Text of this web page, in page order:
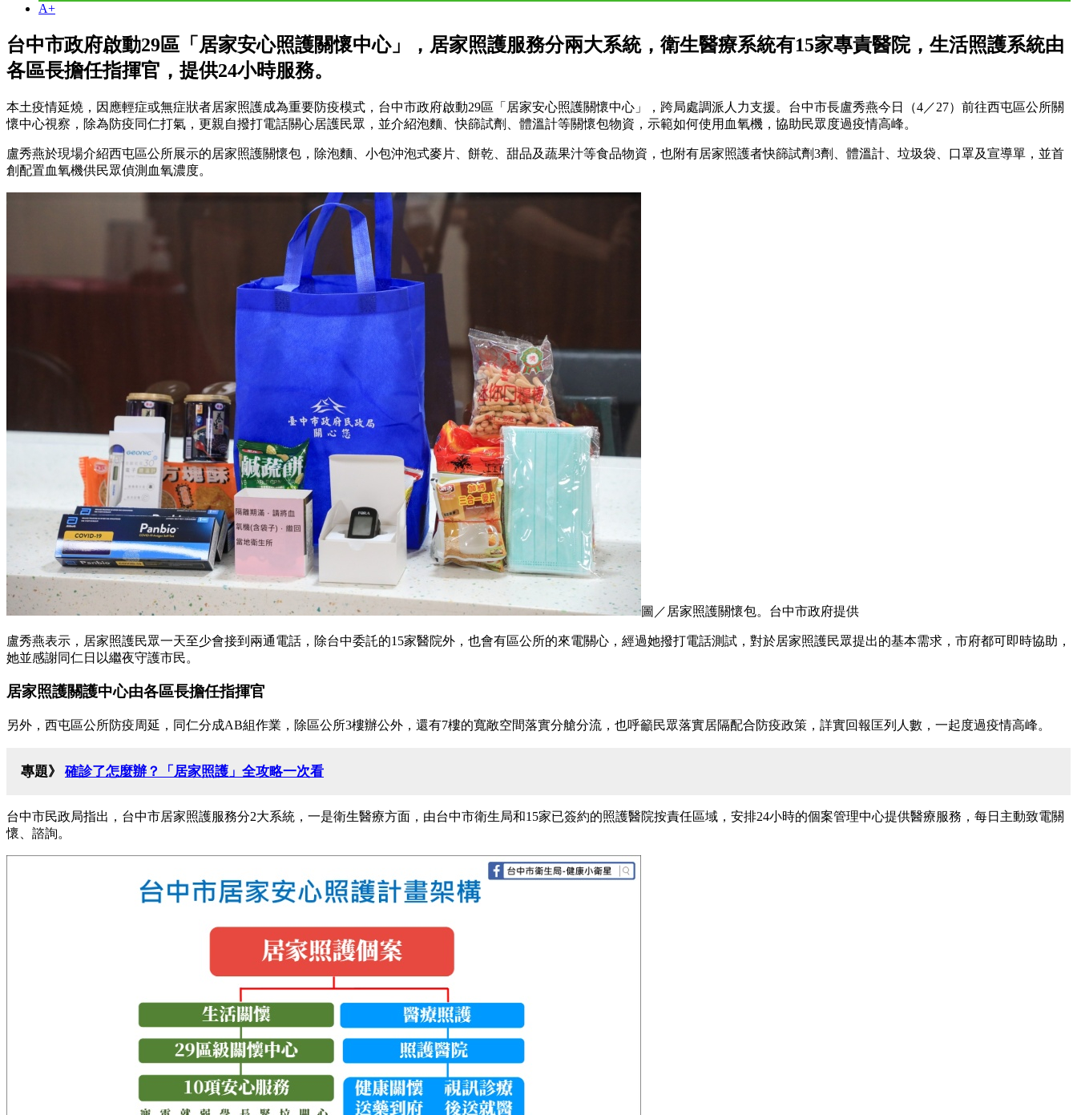
A+
台中市政府啟動29區「居家安心照護關懷中心」，居家照護服務分兩大系統，衛生醫療系統有15家專責醫院，生活照護系統由
各區長擔任指揮官，提供24小時服務。
本土疫情延燒，因應輕症或無症狀者居家照護成為重要防疫模式，台中市政府啟動29區「居家安心照護關懷中心」，跨局處調派人力支援。台中市長盧秀燕今日（4／27）前往西屯區公所關
懷中心視察，除為防疫同仁打氣，更親自撥打電話關心居護民眾，並介紹泡麵、快篩試劑、體溫計等關懷包物資，示範如何使用血氧機，協助民眾度過疫情高峰。
盧秀燕於現場介紹西屯區公所展示的居家照護關懷包，除泡麵、小包沖泡式麥片、餅乾、甜品及蔬果汁等食品物資，也附有居家照護者快篩試劑3劑、體溫計、垃圾袋、口罩及宣導單，並首
創配置血氧機供民眾偵測血氧濃度。
圖／居家照護關懷包。台中市政府提供
盧秀燕表示，居家照護民眾一天至少會接到兩通電話，除台中委託的15家醫院外，也會有區公所的來電關心，經過她撥打電話測試，對於居家照護民眾提出的基本需求，市府都可即時協助，
她並感謝同仁日以繼夜守護市民。
居家照護關護中心由各區長擔任指揮官
另外，西屯區公所防疫周延，同仁分成AB組作業，除區公所3樓辦公外，還有7樓的寬敞空間落實分艙分流，也呼籲民眾落實居隔配合防疫政策，詳實回報匡列人數，一起度過疫情高峰。
專題》 確診了怎麼辦？「居家照護」全攻略一次看
台中市民政局指出，台中市居家照護服務分2大系統，一是衛生醫療方面，由台中市衛生局和15家已簽約的照護醫院按責任區域，安排24小時的個案管理中心提供醫療服務，每日主動致電關
懷、諮詢。